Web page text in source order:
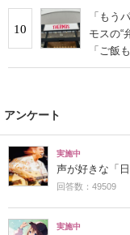
10
「もう
モスの“
「ご飯
アンケート
実施中
声が好きな「
回答数：49509
実施中